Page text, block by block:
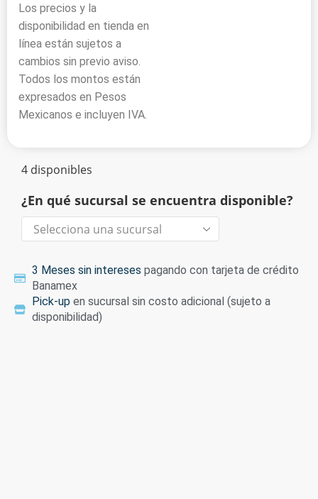
Los precios y la
disponibilidad en tienda en
línea están sujetos a
cambios sin previo aviso.
Todos los montos están
expresados en Pesos
Mexicanos e incluyen IVA.
4 disponibles
¿En qué sucursal se encuentra disponible?
3 Meses sin intereses pagando con tarjeta de crédito
Banamex
Pick-up en sucursal sin costo adicional (sujeto a
disponibilidad)